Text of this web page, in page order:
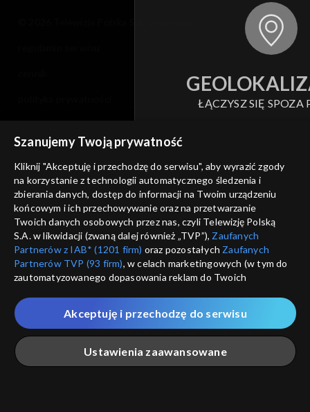
ŁĄCZYSZ SIĘ SPOZA
Zjednoczone , w związku z
na platformie TVP VOD
nieodstępna. Sprawdź, które
obejrzeć.
Nie pokazuj
ANULUJ
pomoc
kontakt
voucher
dostępność
informacje o dostawcy usług
Szanujemy Twoją prywatność
Kliknij "Akceptuję i przechodzę do serwisu", aby wyrazić zgody
na korzystanie z technologii automatycznego śledzenia i
zbierania danych, dostęp do informacji na Twoim urządzeniu
końcowym i ich przechowywanie oraz na przetwarzanie
Twoich danych osobowych przez nas, czyli Telewizję Polską
S.A. w likwidacji (zwaną dalej również „TVP”), Zaufanych
Partnerów z IAB* (1201 firm) oraz pozostałych Zaufanych
Partnerów TVP (93 firm), w celach marketingowych (w tym do
zautomatyzowanego dopasowania reklam do Twoich
które wskazujemy poniżej, a także zgody na udostępnianie
przez nas identyfikatora PPID do Google.
Twoje dane osobowe zbierane podczas odwiedzania przez
Ciebie naszych
poszczególnych serwisówzwanych dalej
„Portalem”, w tym informacje zapisywane za pomocą
Ustawienia zaawansowane
Akceptuję i przechodzę do serwisu